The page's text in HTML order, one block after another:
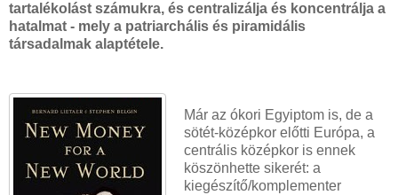
tartalékolást számukra, és centralizálja és koncentrálja a
hatalmat - mely a patriarchális és piramidális
társadalmak alaptétele.
Már az ókori Egyiptom is, de a
sötét-középkor előtti Európa, a
centrális középkor is ennek
köszönhette sikerét: a
kiegészítő/komplementer